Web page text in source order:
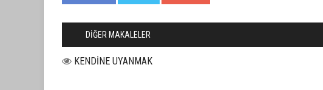
DİĞER MAKALELER
KENDİNE UYANMAK